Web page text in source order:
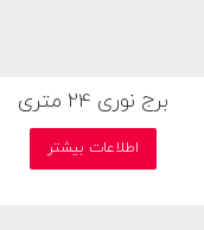
برج نوری 24 متری
اطلاعات بیشتر